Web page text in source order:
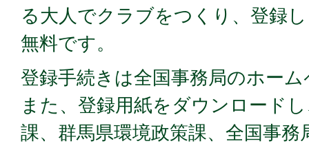
る大人でクラブをつくり、登録
無料です。
登録手続きは全国事務局のホー
また、登録用紙をダウンロード
課、群馬県環境政策課、全国事